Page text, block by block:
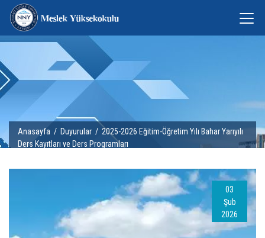
Anasayfa / Duyurular / 2025-2026 Eğitim-Öğretim Yılı Bahar Yarıyılı
Ders Kayıtları ve Ders Programları
03
Şub
2026